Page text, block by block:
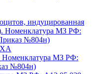
индуцированная
Номенклатура МЗ РФ:
№804н)
ХА
МЗ РФ:
№804н)